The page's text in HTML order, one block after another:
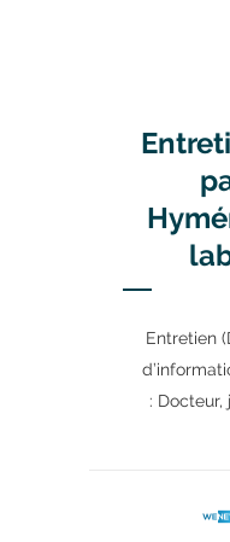
Entretien
: Docteur,